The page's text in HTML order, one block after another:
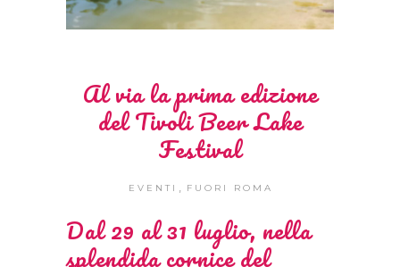
Al via la prima edizione
del Tivoli Beer Lake
Festival
EVENTI FUORI ROMA
Dal 29 al 31 luglio, nella
splendida cornice del